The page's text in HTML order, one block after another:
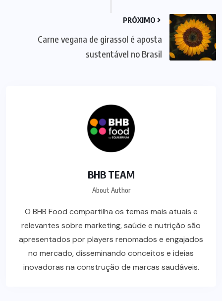
PRÓXIMO
Carne vegana de girassol é aposta
sustentável no Brasil
BHB TEAM
About Author
O BHB Food compartilha os temas mais atuais e
relevantes sobre marketing, saúde e nutrição são
apresentados por players renomados e engajados
no mercado, disseminando conceitos e ideias
inovadoras na construção de marcas saudáveis.